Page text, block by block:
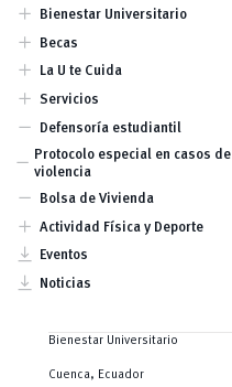
Bienestar Universitario
add
Becas
add
Becas por condición
estudiantes con discapacidad
Becas por mérito cultural y
artístico
Becas por excelencia académica.
Becas para actividades
académicas
La U te Cuida
add
Comisión Piscopedagógica
Servicios
add
Atención psicológica y
Atención de Trabajo Social
Kindercampus
Seguro estudiantil
Defensoría estudiantil
remove
Protocolo especial en casos de
violencia
remove
Bolsa de Vivienda
remove
Actividad Física y Deporte
add
Clubes
Eventos
vertical_align_bottom
Noticias
vertical_align_bottom
Bienestar Universitario
Cuenca, Ecuador